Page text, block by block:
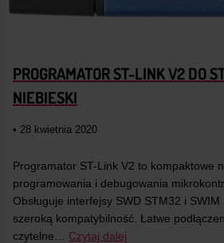
PROGRAMATOR ST-LINK V2 DO
NIEBIESKI
• 28 kwietnia 2020
Programator ST-Link V2 to kompaktowe
programowania i debugowania
Obsługuje interfejsy SWD STM32 i
szeroką kompatybilność. Łatwe
czytelne… Czytaj dalej